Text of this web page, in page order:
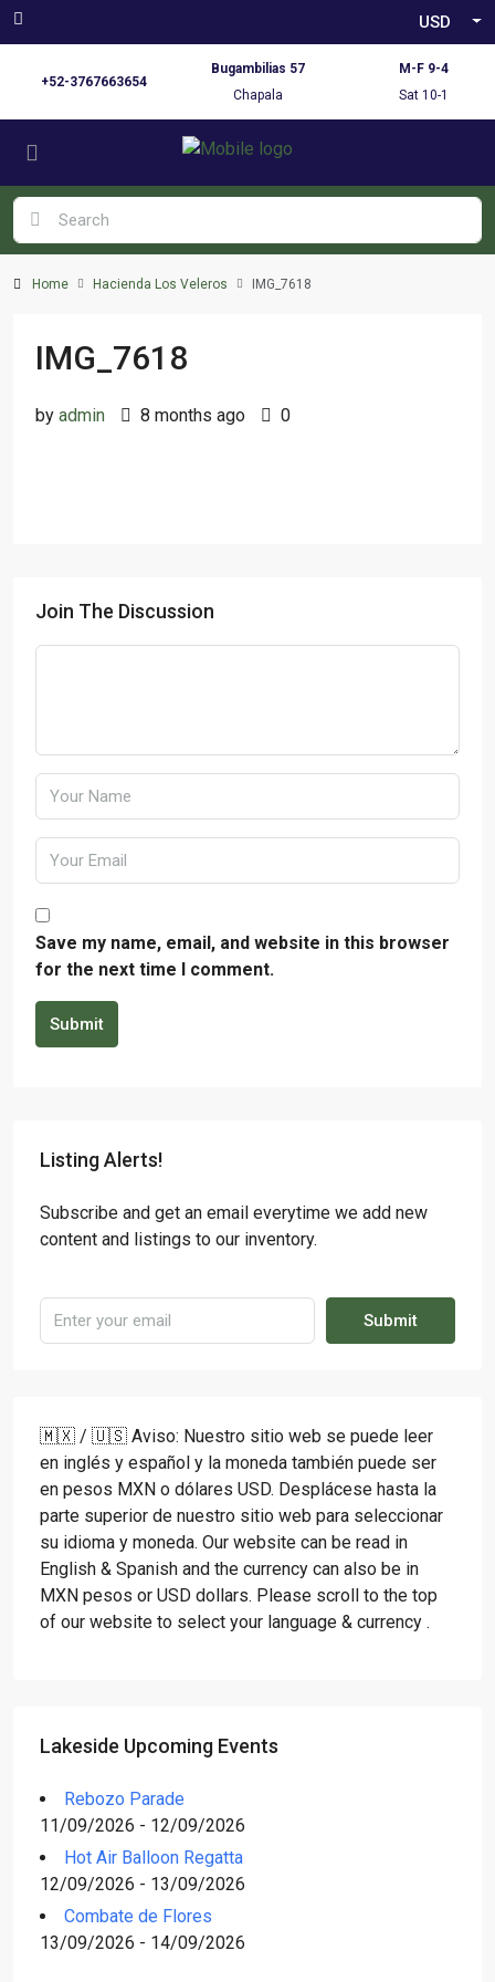
USD
+52-3767663654
Bugambilias 57
Chapala
M-F 9-4
Sat 10-1
Home Hacienda Los Veleros IMG_7618
IMG_7618
by admin 8 months ago 0
Join The Discussion
Save my name, email, and website in this browser
for the next time I comment.
Submit
Listing Alerts!
Subscribe and get an email everytime we add new
content and listings to our inventory.
Submit
🇲🇽 / 🇺🇸 Aviso: Nuestro sitio web se puede leer
en inglés y español y la moneda también puede ser
en pesos MXN o dólares USD. Desplácese hasta la
parte superior de nuestro sitio web para seleccionar
su idioma y moneda. Our website can be read in
English & Spanish and the currency can also be in
MXN pesos or USD dollars. Please scroll to the top
of our website to select your language & currency .
Lakeside Upcoming Events
Rebozo Parade
11/09/2026 - 12/09/2026
Hot Air Balloon Regatta
12/09/2026 - 13/09/2026
Combate de Flores
13/09/2026 - 14/09/2026